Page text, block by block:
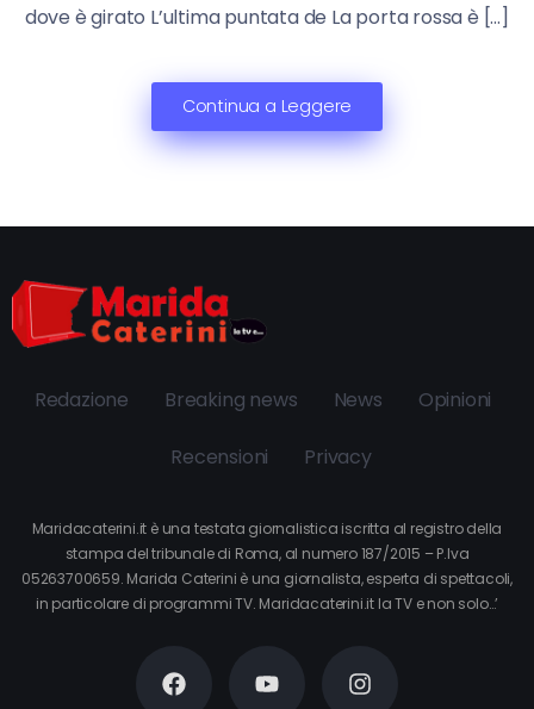
dove è girato L’ultima puntata de La porta rossa è […]
Continua a Leggere
Redazione Breaking news News Opinioni
Recensioni Privacy
Maridacaterini.it è una testata giornalistica iscritta al registro della
stampa del tribunale di Roma, al numero 187/2015 – P.Iva
05263700659. Marida Caterini è una giornalista, esperta di spettacoli,
in particolare di programmi TV. Maridacaterini.it la TV e non solo…’